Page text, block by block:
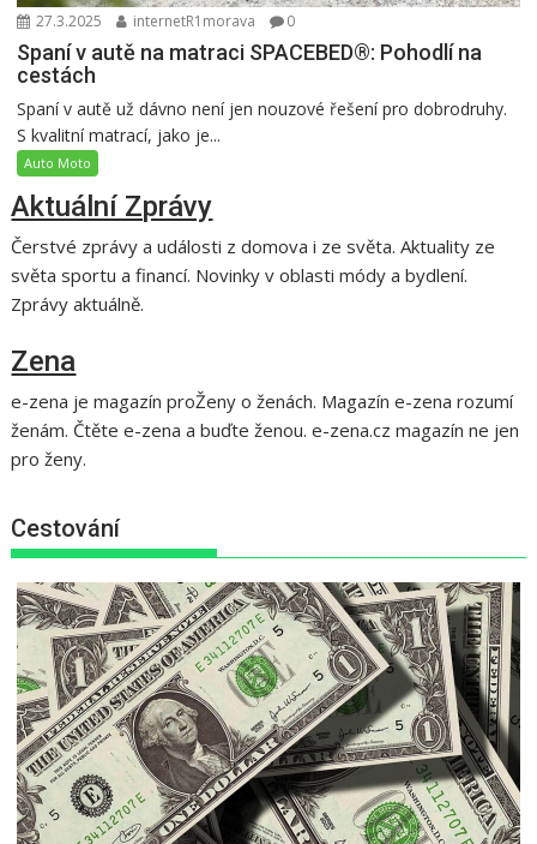
27.3.2025 internetR1morava 0
Spaní v autě na matraci SPACEBED®: Pohodlí na
cestách
Spaní v autě už dávno není jen nouzové řešení pro dobrodruhy.
S kvalitní matrací, jako je...
Auto Moto
Aktuální Zprávy
Čerstvé zprávy a události z domova i ze světa. Aktuality ze
světa sportu a financí. Novinky v oblasti módy a bydlení.
Zprávy aktuálně.
Zena
e-zena je magazín proŽeny o ženách. Magazín e-zena rozumí
ženám. Čtěte e-zena a buďte ženou. e-zena.cz magazín ne jen
pro ženy.
Cestování